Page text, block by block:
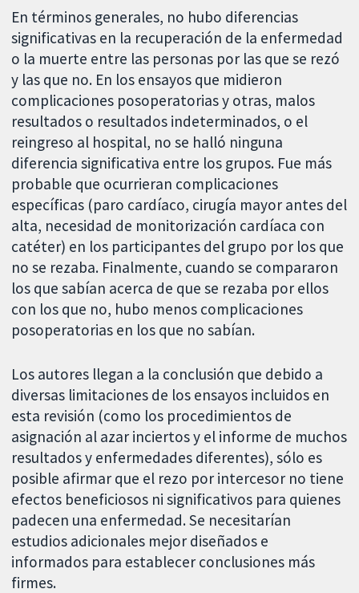
En términos generales, no hubo diferencias
significativas en la recuperación de la enfermedad
o la muerte entre las personas por las que se rezó
y las que no. En los ensayos que midieron
complicaciones posoperatorias y otras, malos
resultados o resultados indeterminados, o el
reingreso al hospital, no se halló ninguna
diferencia significativa entre los grupos. Fue más
probable que ocurrieran complicaciones
específicas (paro cardíaco, cirugía mayor antes del
alta, necesidad de monitorización cardíaca con
catéter) en los participantes del grupo por los que
no se rezaba. Finalmente, cuando se compararon
los que sabían acerca de que se rezaba por ellos
con los que no, hubo menos complicaciones
posoperatorias en los que no sabían.
Los autores llegan a la conclusión que debido a
diversas limitaciones de los ensayos incluidos en
esta revisión (como los procedimientos de
asignación al azar inciertos y el informe de muchos
resultados y enfermedades diferentes), sólo es
posible afirmar que el rezo por intercesor no tiene
efectos beneficiosos ni significativos para quienes
padecen una enfermedad. Se necesitarían
estudios adicionales mejor diseñados e
informados para establecer conclusiones más
firmes.